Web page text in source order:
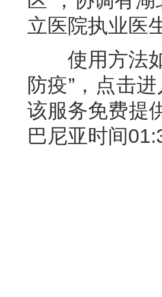
立医院执业医
使用方法如
防疫”，点击
该服务免费提
巴尼亚时间